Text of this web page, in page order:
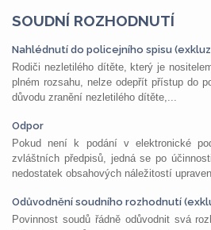
SOUDNÍ ROZHODNUTÍ
Nahlédnutí do policejního spisu
Rodiči nezletilého dítěte, který je
plném rozsahu, nelze odepřít přístup do
důvodu zranění nezletilého dítěte,...
Odpor
Pokud není k podání v elektronické
zvláštních předpisů, jedná se po
nedostatek obsahových náležitostí
Odůvodnění soudního rozhodnutí
Povinnost soudů řádně odůvodnit svá